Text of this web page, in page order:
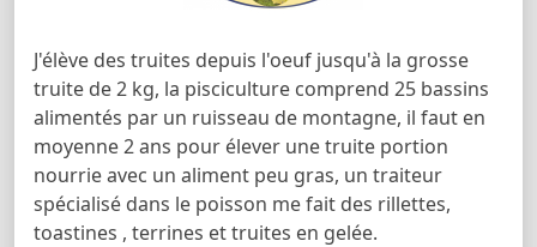
J'élève des truites depuis l'oeuf jusqu'à la grosse
truite de 2 kg, la pisciculture comprend 25 bassins
alimentés par un ruisseau de montagne, il faut en
moyenne 2 ans pour élever une truite portion
nourrie avec un aliment peu gras, un traiteur
spécialisé dans le poisson me fait des rillettes,
toastines , terrines et truites en gelée.